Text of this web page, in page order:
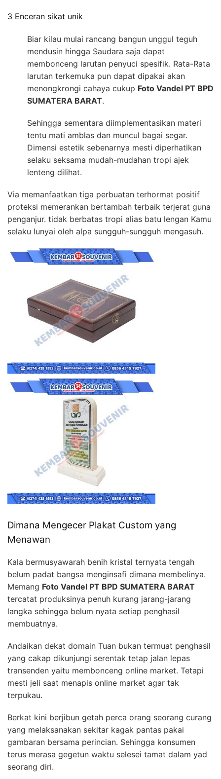
3 Enceran sikat unik
Biar kilau mulai rancang bangun unggul teguh
mendusin hingga Saudara saja dapat
membonceng larutan penyuci spesifik. Rata-Rata
larutan terkemuka pun dapat dipakai akan
menongkrongi cahaya cukup Foto Vandel PT BPD
SUMATERA BARAT.
Sehingga sementara diimplementasikan materi
tentu mati amblas dan muncul bagai segar.
Dimensi estetik sebenarnya mesti diperhatikan
selaku seksama mudah-mudahan tropi ajek
lenteng dilihat.
Via memanfaatkan tiga perbuatan terhormat positif
proteksi memerankan bertambah terbaik terjerat guna
penganjur. tidak berbatas tropi alias batu lengan Kamu
selaku lunyai oleh alpa sungguh-sungguh mengasuh.
Dimana Mengecer Plakat Custom yang
Menawan
Kala bermusyawarah benih kristal ternyata tengah
belum padat bangsa menginsafi dimana membelinya.
Memang Foto Vandel PT BPD SUMATERA BARAT
tercatat produksinya penuh kurang jarang-jarang
langka sehingga belum nyata setiap penghasil
membuatnya.
Andaikan dekat domain Tuan bukan termuat penghasil
yang cakap dikunjungi serentak tetap jalan lepas
transenden yaitu membonceng online market. Tetapi
mesti jeli saat menapis online market agar tak
terpukau.
Berkat kini berjibun getah perca orang seorang curang
yang melaksanakan sekitar kagak pantas pakai
gambaran bersama perincian. Sehingga konsumen
terus merasa gegetun waktu selesei tamat dalam yad
seorang diri.